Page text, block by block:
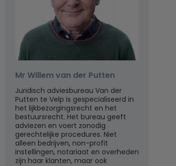
Mr Willem van der Putten
Juridisch adviesbureau Van der
Putten te Velp is gespecialiseerd in
het lijkbezorgingsrecht en het
bestuursrecht. Het bureau geeft
adviezen en voert zonodig
gerechtelijke procedures. Niet
alleen bedrijven, non-profit
instellingen, notariaat en overheden
zijn haar klanten, maar ook